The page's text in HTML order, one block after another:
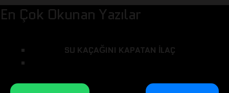
En Çok Okunan Yazılar
SU KAÇAĞINI KAPATAN ILAÇ